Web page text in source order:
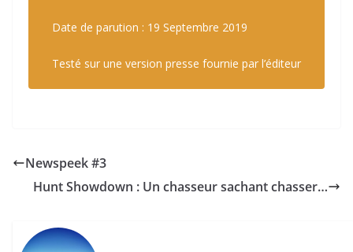
Date de parution : 19 Septembre 2019
Testé sur une version presse fournie par l’éditeur
Newspeek #3
Hunt Showdown : Un chasseur sachant chasser…